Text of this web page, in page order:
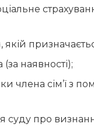
наявності);
члена сім’ї з
суду про